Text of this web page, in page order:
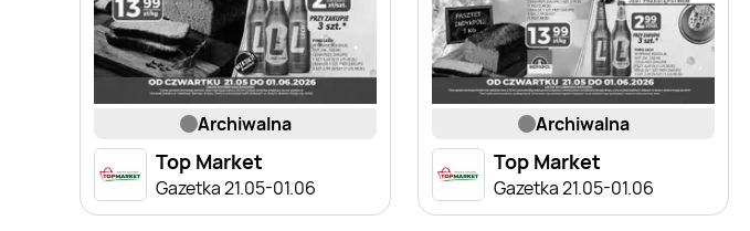
archiwalna
Top Market
Gazetka 21.05-01.06
archiwalna
Top Market
Gazetka 21.05-01.06